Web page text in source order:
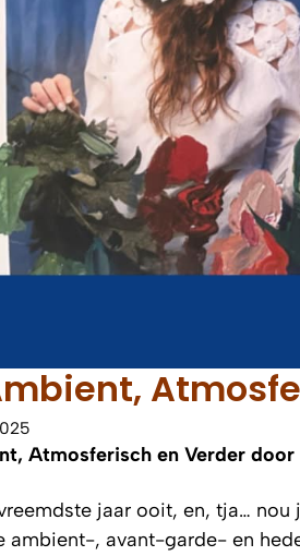
Atmosferisch en Verder door
jaar ooit, en, tja…
ambient-, avant-garde- en